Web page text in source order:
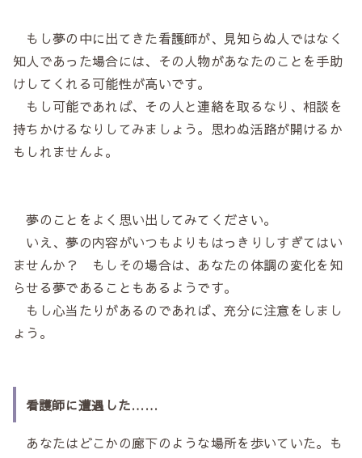
もし夢の中に出てきた看護師が、見知らぬ人ではなく
知人であった場合には、その人物があなたのことを手助
けしてくれる可能性が高いです。
もし可能であれば、その人と連絡を取るなり、相談を
持ちかけるなりしてみましょう。思わぬ活路が開けるか
もしれませんよ。
夢のことをよく思い出してみてください。
いえ、夢の内容がいつもよりもはっきりしすぎてはい
ませんか？ もしその場合は、あなたの体調の変化を知
らせる夢であることもあるようです。
もし心当たりがあるのであれば、充分に注意をしまし
ょう。
看護師に遭遇した……
あなたはどこかの廊下のような場所を歩いていた。も